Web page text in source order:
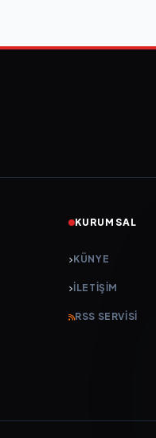
KURUMSAL
KÜNYE
İLETIŞIM
RSS SERVISI